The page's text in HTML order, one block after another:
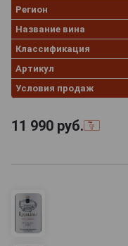
Регион
Название вина
Классификация
Артикул
Условия продаж
11 990 руб.